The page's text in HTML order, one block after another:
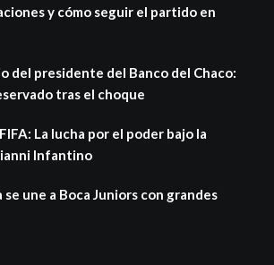
y cómo seguir el partido en
del presidente del Banco del Chaco:
tras el choque
La lucha por el poder bajo la
Infantino
se une a Boca Juniors con grandes